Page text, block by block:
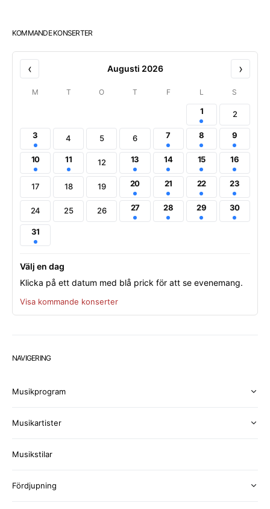
KOMMANDE KONSERTER
‹ Augusti 2026 ›
M T O T F L S
1 2
3 4 5 6 7 8 9
10 11 12 13 14 15 16
17 18 19 20 21 22 23
24 25 26 27 28 29 30
31
Välj en dag
Klicka på ett datum med blå prick för att se evenemang.
Visa kommande konserter
NAVIGERING
Musikprogram
Musikartister
Musikstilar
Fördjupning